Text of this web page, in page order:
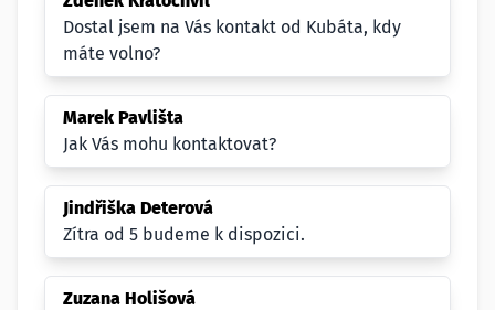
Dostal jsem na Vás kontakt od Kubáta, kdy
máte volno?
Marek Pavlišta
Jak Vás mohu kontaktovat?
Jindřiška Deterová
Zítra od 5 budeme k dispozici.
Zuzana Holišová